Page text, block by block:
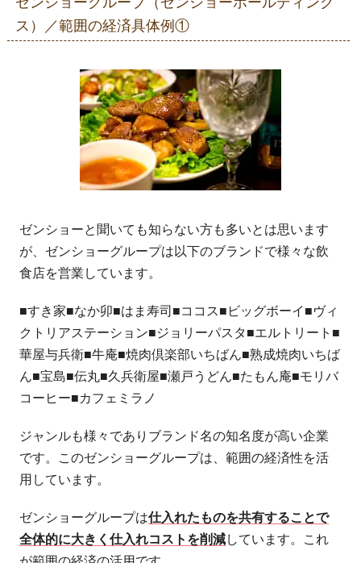
ス）／範囲の経済具体例①
ゼンショーと聞いても知らない方も多いとは思います
が、ゼンショーグループは以下のブランドで様々な飲
食店を営業しています。
■すき家■なか卯■はま寿司■ココス■ビッグボーイ■ヴィ
クトリアステーション■ジョリーパスタ■エルトリート■
華屋与兵衛■牛庵■焼肉倶楽部いちばん■熟成焼肉いちば
ん■宝島■伝丸■久兵衛屋■瀬戸うどん■たもん庵■モリバ
コーヒー■カフェミラノ
ジャンルも様々でありブランド名の知名度が高い企業
です。このゼンショーグループは、範囲の経済性を活
用しています。
ゼンショーグループは仕入れたものを共有することで
全体的に大きく仕入れコストを削減しています。これ